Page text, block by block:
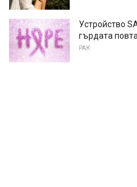
Устройство
гърдата
РАК